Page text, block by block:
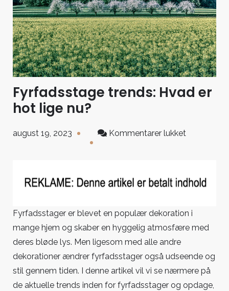
Fyrfadsstage trends: Hvad er
hot lige nu?
august 19, 2023 Kommentarer lukkettil
er
lige
Fyrfadsstager er blevet en populær dekoration i
mange hjem og skaber en hyggelig atmosfære med
deres bløde lys. Men ligesom med alle andre
dekorationer ændrer fyrfadsstager også udseende og
stil gennem tiden. I denne artikel vil vi se nærmere på
de aktuelle trends inden for fyrfadsstager og opdage,